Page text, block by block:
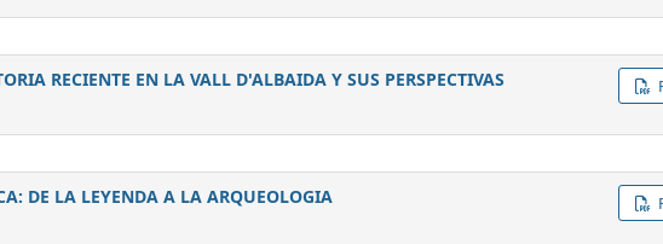
RECIENTE EN LA VALL D'ALBAIDA Y SUS PERSPECTIVAS
DE LA LEYENDA A LA ARQUEOLOGIA